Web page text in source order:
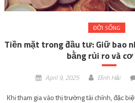
Khi tham gia vào thị trường tài chính, đặc
mọi người đều tập trung vào việc lựa chọn
quan trọng nhưng thường bị